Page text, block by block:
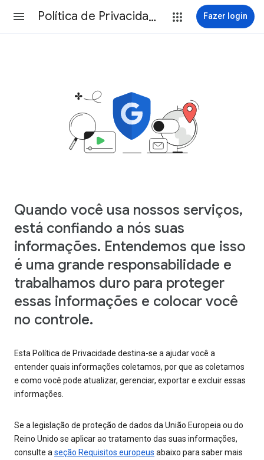
Política de Privacidade Fazer login
Quando você usa nossos serviços,
está confiando a nós suas
informações. Entendemos que isso
é uma grande responsabilidade e
trabalhamos duro para proteger
essas informações e colocar você
no controle.
Esta Política de Privacidade destina-se a ajudar você a
entender quais informações coletamos, por que as coletamos
e como você pode atualizar, gerenciar, exportar e excluir essas
informações.
Se a legislação de proteção de dados da União Europeia ou do
Reino Unido se aplicar ao tratamento das suas informações,
consulte a seção Requisitos europeus abaixo para saber mais